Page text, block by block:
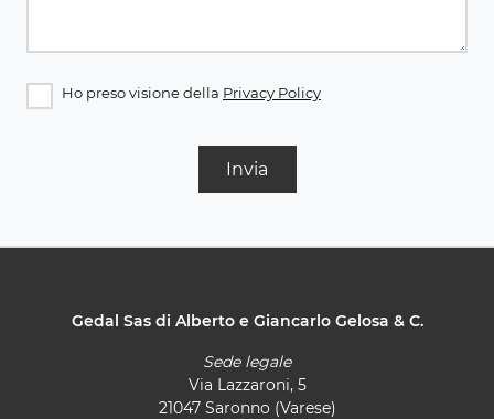
Ho preso visione della Privacy Policy
Invia
Gedal Sas di Alberto e Giancarlo Gelosa & C.
Sede legale
Via Lazzaroni, 5
21047 Saronno (Varese)